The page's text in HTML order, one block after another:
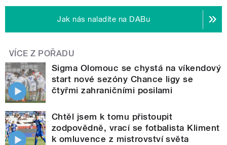
Jak nás naladíte na DABu
VÍCE Z POŘADU
Sigma Olomouc se chystá na víkendový
start nové sezóny Chance ligy se
čtyřmi zahraničními posilami
Chtěl jsem k tomu přistoupit
zodpovědně, vrací se fotbalista Kliment
k omluvence z mistrovství světa